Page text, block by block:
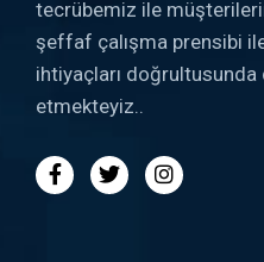
tecrübemiz ile
şeffaf çalışma prensibi
ihtiyaçları doğrultusunda
etmekteyiz..